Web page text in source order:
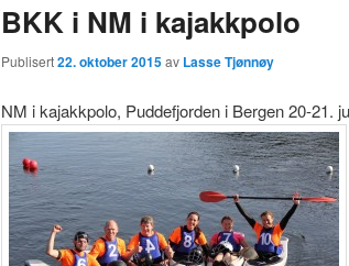
BKK i NM i kajakkpolo
Publisert22. oktober 2015av Lasse Tjønnøy
NM i kajakkpolo, Puddefjorden i Bergen 20-21.